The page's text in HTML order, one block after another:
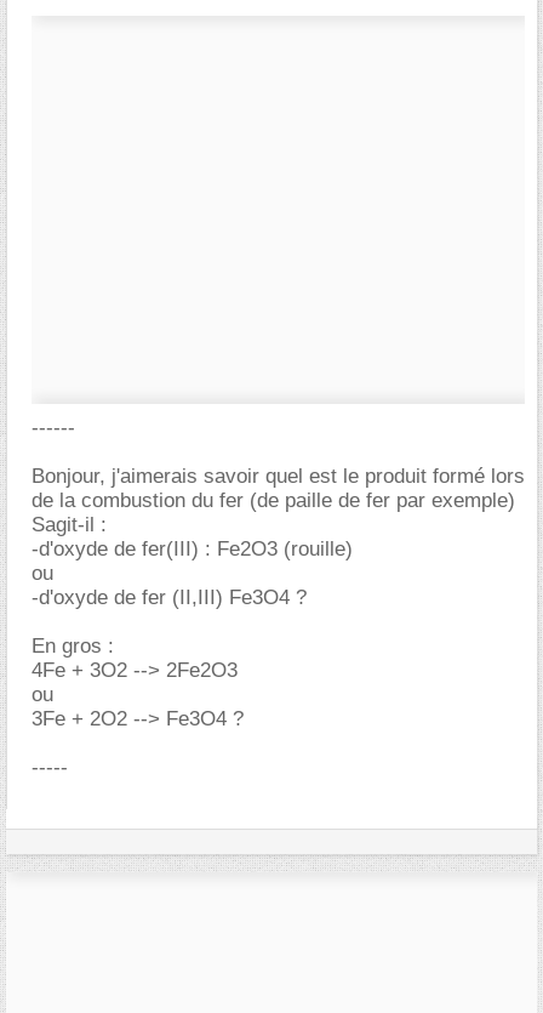
------
Bonjour, j'aimerais savoir quel est le produit formé lors
de la combustion du fer (de paille de fer par exemple)
Sagit-il :
-d'oxyde de fer(III) : Fe2O3 (rouille)
ou
-d'oxyde de fer (II,III) Fe3O4 ?
En gros :
4Fe + 3O2 --> 2Fe2O3
ou
3Fe + 2O2 --> Fe3O4 ?
-----